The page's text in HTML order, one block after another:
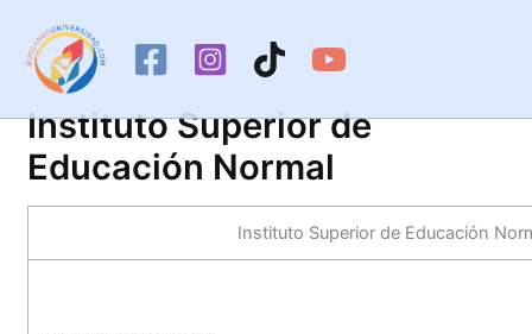
contenido
Instituto Superior de
Educación Normal
Instituto Superior de Educación